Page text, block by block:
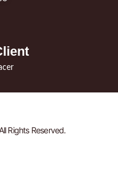
Rights Reserved.